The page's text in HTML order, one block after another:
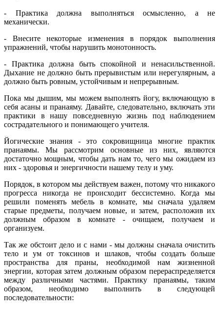
- Практика должна выполняться осмысленно, а не
механически.
- Внесите некоторые изменения в порядок выполнения
упражнений, чтобы нарушить монотонность.
- Практика должна быть спокойной и ненасильственной.
Дыхание не должно быть прерывистым или нерегулярным, а
должно быть ровным, устойчивым и непрерывным.
Пока мы дышим, мы можем выполнять йогу, включающую в
себя асаны и пранаяму. Давайте, следовательно, включать эти
практики в нашу повседневную жизнь под наблюдением
сострадательного и понимающего учителя.
Йогические знания - это сокровищница многие практик
пранаямы. Мы рассмотрим основные из них, являются
достаточно мощным, чтобы дать нам то, чего мы ожидаем из
них - здоровья и энергичности нашему телу и уму.
Порядок, в котором мы действуем важен, потому что никакого
прогресса никогда не происходит бессистемно. Когда мы
решили поменять мебель в комнате, мы сначала удаляем
старые предметы, получаем новые, и затем, расположив их
должным образом в комнате - очищаем, получаем и
организуем.
Так же обстоит дело и с нами - мы должны сначала очистить
тело и ум от токсинов и шлаков, чтобы создать больше
пространства для праны, необходимой нам жизненной
энергии, которая затем должным образом перераспределяется
между различными частями. Практику пранаямы, таким
образом, необходимо выполнить в следующей
последовательности: